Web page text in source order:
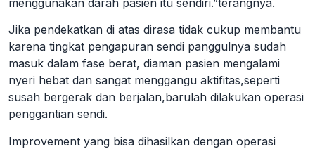
Jika pendekatkan di atas dirasa tidak cukup membantu
karena tingkat pengapuran sendi panggulnya sudah
masuk dalam fase berat, diaman pasien mengalami
nyeri hebat dan sangat menggangu aktifitas,seperti
susah bergerak dan berjalan,barulah dilakukan operasi
penggantian sendi.
Improvement yang bisa dihasilkan dengan operasi